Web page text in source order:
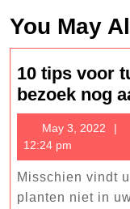
You May
10 tips voor
bezoek nog
May 3, 2022
12:24 pm
Misschien vindt
planten niet in